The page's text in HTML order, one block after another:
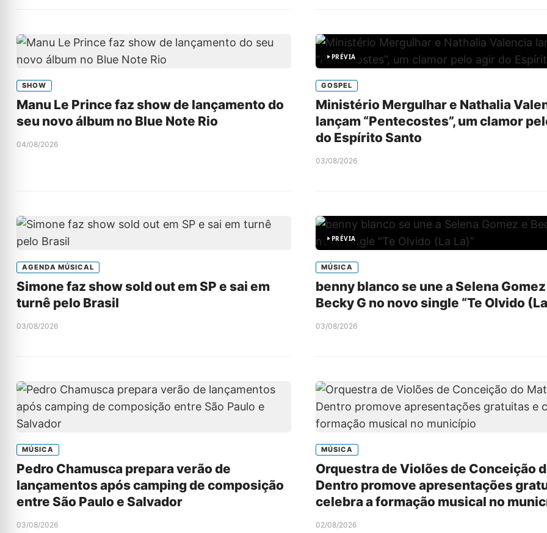
SHOW
Manu Le Prince faz show de lançamento do
seu novo álbum no Blue Note Rio
04/08/2026
PRÉVIA
GOSPEL
Ministério Mergulhar e Nathalia
lançam “Pentecostes”, um clamor
do Espírito Santo
03/08/2026
AGENDA MÚSICAL
Simone faz show sold out em SP e sai em
turnê pelo Brasil
03/08/2026
PRÉVIA
MÚSICA
benny blanco se une a Selena
Becky G no novo single “Te Olvido
03/08/2026
MÚSICA
Pedro Chamusca prepara verão de
lançamentos após camping de composição
entre São Paulo e Salvador
03/08/2026
MÚSICA
Orquestra de Violões de Conceição
Dentro promove apresentações
celebra a formação musical no
02/08/2026